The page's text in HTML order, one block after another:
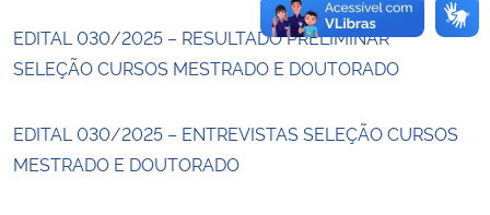
Banco Central do Brasil
EDITAL 030/2025 – RESULTADO PRELIMINAR
SELEÇÃO CURSOS MESTRADO E DOUTORADO
EDITAL 030/2025 – ENTREVISTAS SELEÇÃO CURSOS
MESTRADO E DOUTORADO